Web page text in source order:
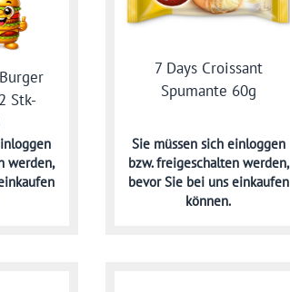
Stk-
werden,
7 Days Croissant
Spumante 60g
Sie müssen sich einloggen
bzw. freigeschalten werden,
bevor Sie bei uns einkaufen
können.